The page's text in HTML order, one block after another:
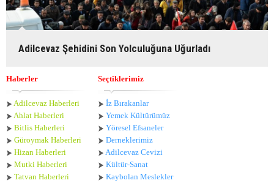
Adilcevaz Şehidini Son Yolculuğuna Uğurladı
Haberler
Adilcevaz Haberleri
Ahlat Haberleri
Bitlis Haberleri
Güroymak Haberleri
Hizan Haberleri
Mutki Haberleri
Tatvan Haberleri
Seçtiklerimiz
İz Bırakanlar
Yemek Kültürümüz
Yöresel Efsaneler
Derneklerimiz
Adilcevaz Cevizi
Kültür-Sanat
Kaybolan Meslekler